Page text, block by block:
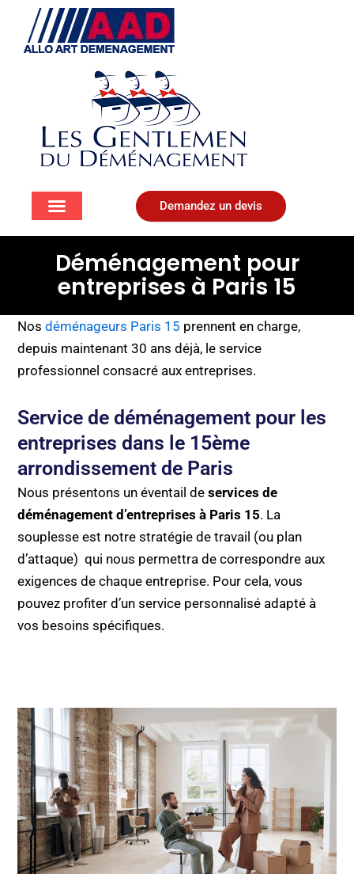
contenu
Demandez un devis
Déménagement pour
entreprises à Paris 15
Nosdéménageurs Paris 15 prennent en charge,
depuis maintenant 30 ans déjà, le service
professionnel consacré aux entreprises.
Service de déménagement pour les
entreprises dans le 15ème
arrondissement de Paris
Nous présentons un éventail deservices de
déménagement d’entreprises à Paris 15. La
souplesse est notre stratégie de travail (ou plan
d’attaque) qui nous permettra de correspondre aux
exigences de chaque entreprise. Pour cela, vous
pouvez profiter d’un service personnalisé adapté à
vos besoins spécifiques.